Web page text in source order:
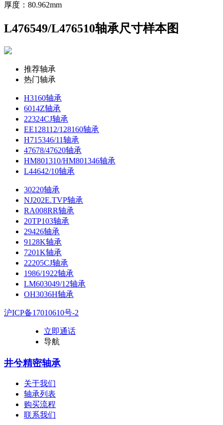
厚度：80.962mm
L476549/L476510轴承尺寸样本图
推荐轴承
热门轴承
H3160轴承
6014Z轴承
22324CJ轴承
EE128112/128160轴承
H715346/11轴承
47678/47620轴承
HM801310/HM801346轴承
L44642/10轴承
30220轴承
NJ202E.TVP轴承
RA008RR轴承
20TP103轴承
29426轴承
9128K轴承
7201K轴承
22205CJ轴承
1986/1922轴承
LM603049/12轴承
OH3036H轴承
沪ICP备17010610号-2
立即通话
导航
井兮精密轴承
关于我们
轴承列表
购买流程
联系我们